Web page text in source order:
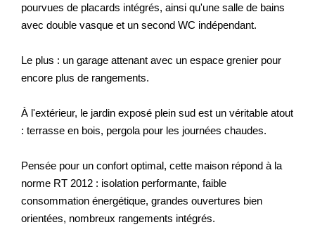
pourvues de placards intégrés, ainsi qu'une salle de bains
avec double vasque et un second WC indépendant.
Le plus : un garage attenant avec un espace grenier pour
encore plus de rangements.
À l'extérieur, le jardin exposé plein sud est un véritable atout
: terrasse en bois, pergola pour les journées chaudes.
Pensée pour un confort optimal, cette maison répond à la
norme RT 2012 : isolation performante, faible
consommation énergétique, grandes ouvertures bien
orientées, nombreux rangements intégrés.